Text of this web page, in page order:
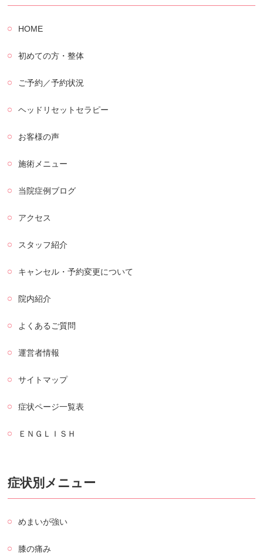
HOME
初めての方・整体
ご予約／予約状況
ヘッドリセットセラピー
お客様の声
施術メニュー
当院症例ブログ
アクセス
スタッフ紹介
キャンセル・予約変更について
院内紹介
よくあるご質問
運営者情報
サイトマップ
症状ページ一覧表
ＥＮＧＬＩＳＨ
症状別メニュー
めまいが強い
膝の痛み